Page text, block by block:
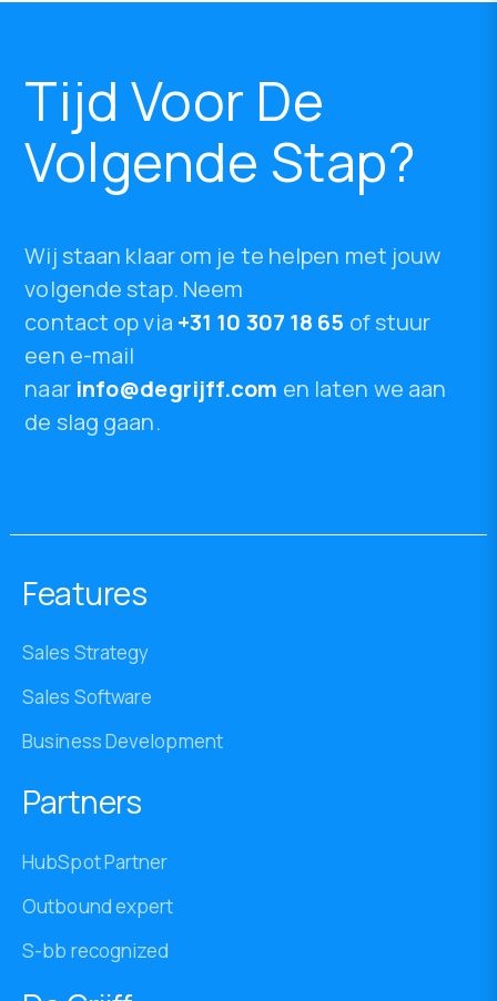
Tijd Voor De
Volgende Stap?
Wij staan klaar om je te helpen met jouw
volgende stap. Neem
contact op via +31 10 307 18 65 of stuur
een e-mail
naar info@degrijff.com en laten we aan
de slag gaan.
Features
Sales Strategy
Sales Software
Business Development
Partners
HubSpot Partner
Outbound expert
S-bb recognized